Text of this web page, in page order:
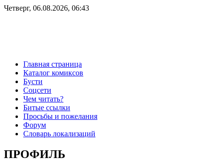
Четверг, 06.08.2026, 06:43
Главная страница
Каталог комиксов
Бусти
Соцсети
Чем читать?
Битые ссылки
Просьбы и пожелания
Форум
Словарь локализаций
ПРОФИЛЬ